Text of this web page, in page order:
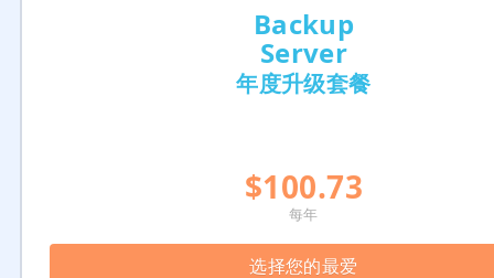
Backup
Server
年度升级套餐
$100.73
每年
选择您的最爱